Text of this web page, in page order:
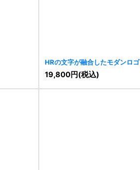
HRの文字が融合したモダンロゴ
19,800円(税込)